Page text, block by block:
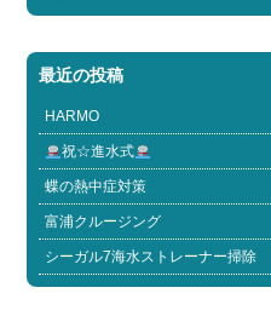
最近の投稿
HARMO
祝☆進水式
蝶の熱中症対策
富浦クルージング
シーガル7海水ストレーナー掃除